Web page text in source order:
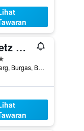
Primoretz Grand Hotel & Spa
2 Al. Batenberg, Burgas, Bulgaria